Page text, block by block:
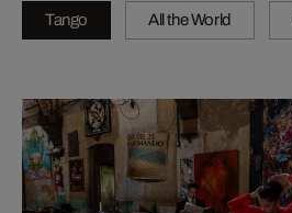
Tango All the World